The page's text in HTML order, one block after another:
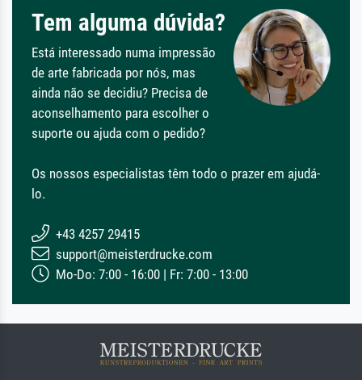
Tem alguma dúvida?
Está interessado numa impressão
de arte fabricada por nós, mas
ainda não se decidiu? Precisa de
aconselhamento para escolher o
suporte ou ajuda com o pedido?
Os nossos especialistas têm todo o prazer em ajudá-
lo.
+43 4257 29415
support@meisterdrucke.com
Mo-Do: 7:00 - 16:00 | Fr: 7:00 - 13:00